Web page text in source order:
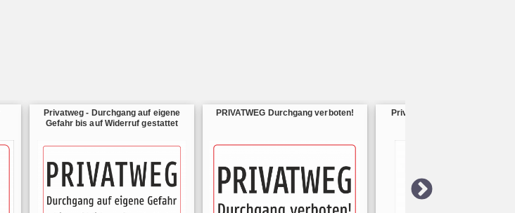
Privatweg - Durchgang auf eigene
Gefahr bis auf Widerruf gestattet
PRIVATWEG Durchgang verboten! Privatweg - Durchfahrt